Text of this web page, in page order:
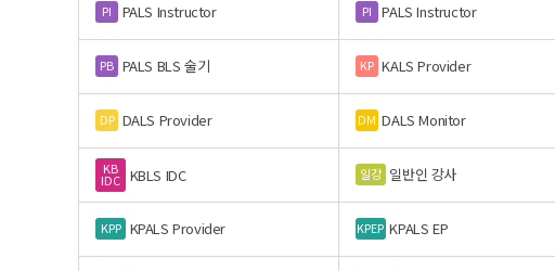
PI PALS Instructor PI PALS Instructor
PB PALS BLS 술기 KP KALS Provider
DP DALS Provider DM DALS Monitor
KB
IDC KBLS IDC 일강 일반인 강사
KPP KPALS Provider KPEP KPALS EP